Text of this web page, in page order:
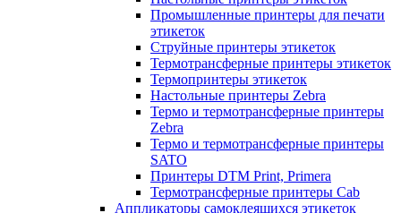
Промышленные принтеры для печати
этикеток
Струйные принтеры этикеток
Термотрансферные принтеры этикеток
Термопринтеры этикеток
Настольные принтеры Zebra
Термо и термотрансферные принтеры
Zebra
Термо и термотрансферные принтеры
SATO
Принтеры DTM Print, Primera
Термотрансферные принтеры Cab
Аппликаторы самоклеящихся этикеток